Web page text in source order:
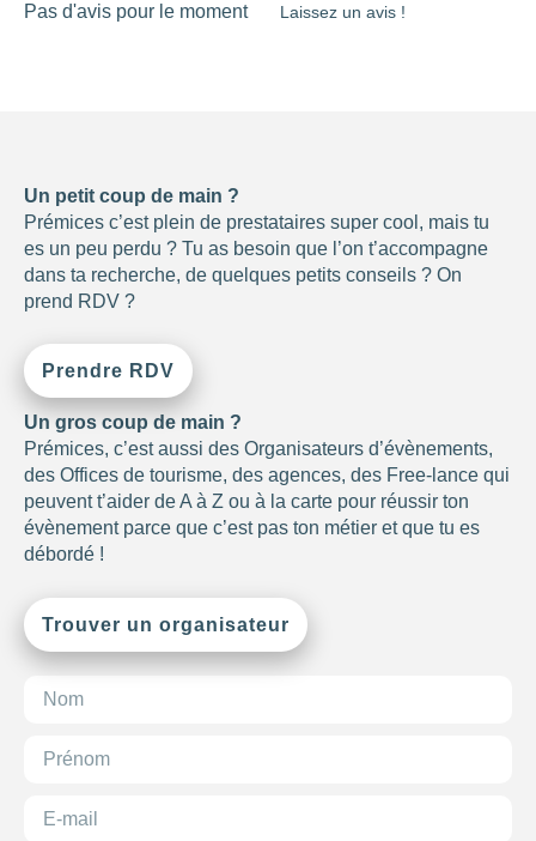
Pas d'avis pour le moment Laissez un avis !
Un petit coup de main ?
Prémices c’est plein de prestataires super cool, mais tu
es un peu perdu ? Tu as besoin que l’on t’accompagne
dans ta recherche, de quelques petits conseils ? On
prend RDV ?
Prendre RDV
Un gros coup de main ?
Prémices, c’est aussi des Organisateurs d’évènements,
des Offices de tourisme, des agences, des Free-lance qui
peuvent t’aider de A à Z ou à la carte pour réussir ton
évènement parce que c’est pas ton métier et que tu es
débordé !
Trouver un organisateur